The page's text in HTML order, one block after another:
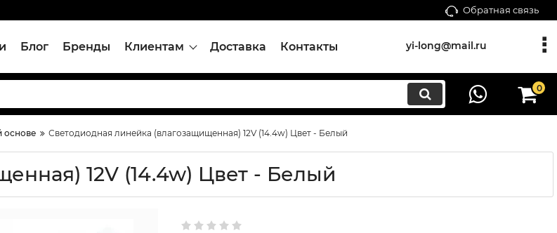
Обратная связь
Блог Бренды Клиентам Доставка Контакты yi-long@mail.ru
0
основе Светодиодная линейка (влагозащищенная) 12V (14.4w) Цвет - Белый
12V (14.4w) Цвет - Белый